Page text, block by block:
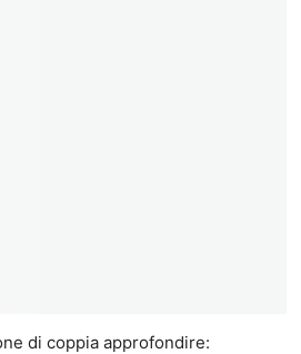
di coppia approfondire: